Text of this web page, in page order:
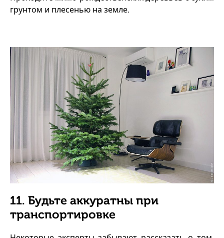
грунтом и плесенью на земле.
11. Будьте аккуратны при
транспортировке